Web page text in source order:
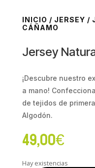
INICIO / JERSEY /
CÁÑAMO
Jersey
¡Descubre nuestro
a mano!
de tejidos de
Algodón.
49,00€
Hay existencias